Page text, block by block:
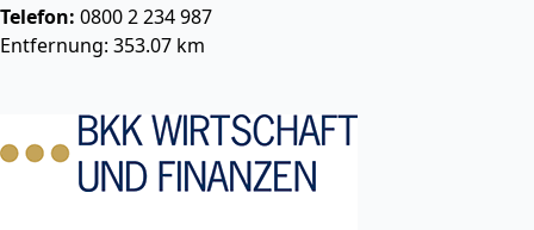
Telefon: 0800 2 234 987
Entfernung: 353.07 km